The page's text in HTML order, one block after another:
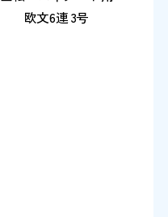
欧文6連 3号